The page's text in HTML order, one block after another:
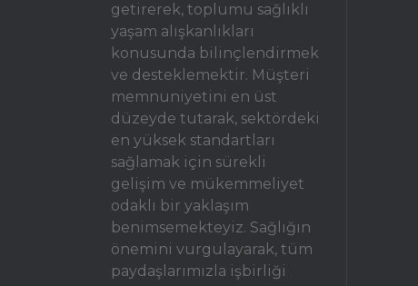
getirerek, toplumu sağlıklı
yaşam alışkanlıkları
konusunda bilinçlendirmek
ve desteklemektir. Müşteri
memnuniyetini en üst
düzeyde tutarak, sektördeki
en yüksek standartları
sağlamak için sürekli
gelişim ve mükemmeliyet
odaklı bir yaklaşım
benimsemekteyiz. Sağlığın
önemini vurgulayarak, tüm
paydaşlarımızla işbirliği